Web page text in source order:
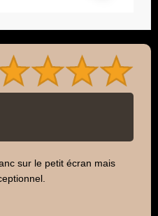
sur le petit écran mais